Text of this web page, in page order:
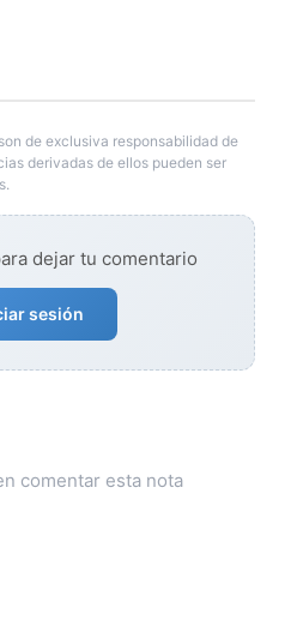
de exclusiva responsabilidad de
derivadas de ellos pueden ser
dejar tu comentario
sesión
comentar esta nota